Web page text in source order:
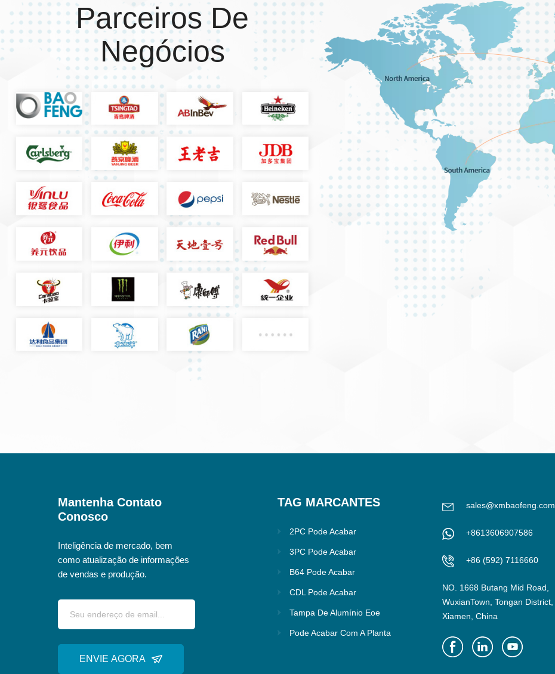
Parceiros De
Negócios
Mantenha Contato
Conosco
Inteligência de mercado, bem
como atualização de informações
de vendas e produção.
ENVIE AGORA
TAG MARCANTES
2PC Pode Acabar
3PC Pode Acabar
B64 Pode Acabar
CDL Pode Acabar
Tampa De Alumínio Eoe
Pode Acabar Com A Planta
sales@xmbaofeng.com
+8613606907586
+86 (592) 7116660
NO. 1668 Butang Mid Road,
WuxianTown, Tongan District,
Xiamen, China